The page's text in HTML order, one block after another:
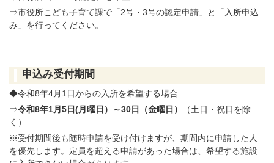
⇒市役所こども子育て課で「2号・3号の認定申請」と「入所申込
み」を行ってください。
申込み受付期間
◆令和8年4月1日からの入所を希望する場合
⇒令和8年1月5日(月曜日）～30日（金曜日）
（土日・祝日を除
く）
※受付期間後も随時申請を受け付けますが、期間内に申請した人
を優先します。定員を超える申請があった場合は、希望する施設